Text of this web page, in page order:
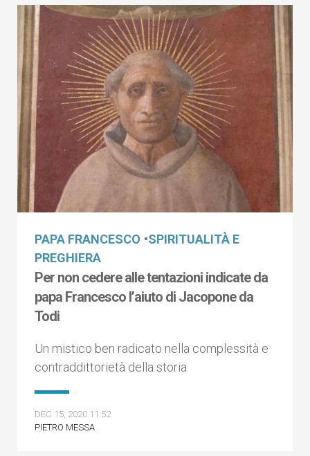
PAPA FRANCESCO •SPIRITUALITÀ E
PREGHIERA
Per non cedere alle tentazioni indicate da
papa Francesco l’aiuto di Jacopone da
Todi
Un mistico ben radicato nella complessità e
contraddittorietà della storia
DEC 15, 2020 11:52
PIETRO MESSA